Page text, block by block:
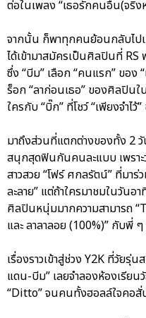
ต่อในเพลง “เธอรักคนอื่น(จริง
จากนั้น ก็พาทุกคนย้อนกลับไ
ได้เข้ามาสมัครเป็นศิลปินที่
ซึ่ง “บีม” เลือก “คนแรก” ของ
ร็อก “ลาก่อนเธอ” ของศิลปินใ
ใครกับ “บิ๊ก” ที่โชว์ “เพียงจำไ
มาถึงส่วนที่แตกต่างของทั้ง 2
สนุกสุดฟินกันคนละแบบ เพรา
สาวสวย “โฟร์ ศกลรัตน์” ที่มาร่
ละลาย” แต่ถ้าใครมาชมในวันอ
ศิลปินหนุ่มมากความสามารถ
และ ลาลาลอย (100%)” กับพี่
เรื่องราวเข้าสู่ช่วง Y2K ที่วั
แดน-บีม” เลยจำลองห้องเรีย
“Ditto” จนคนทั้งฮอลล์ใจคอสั่